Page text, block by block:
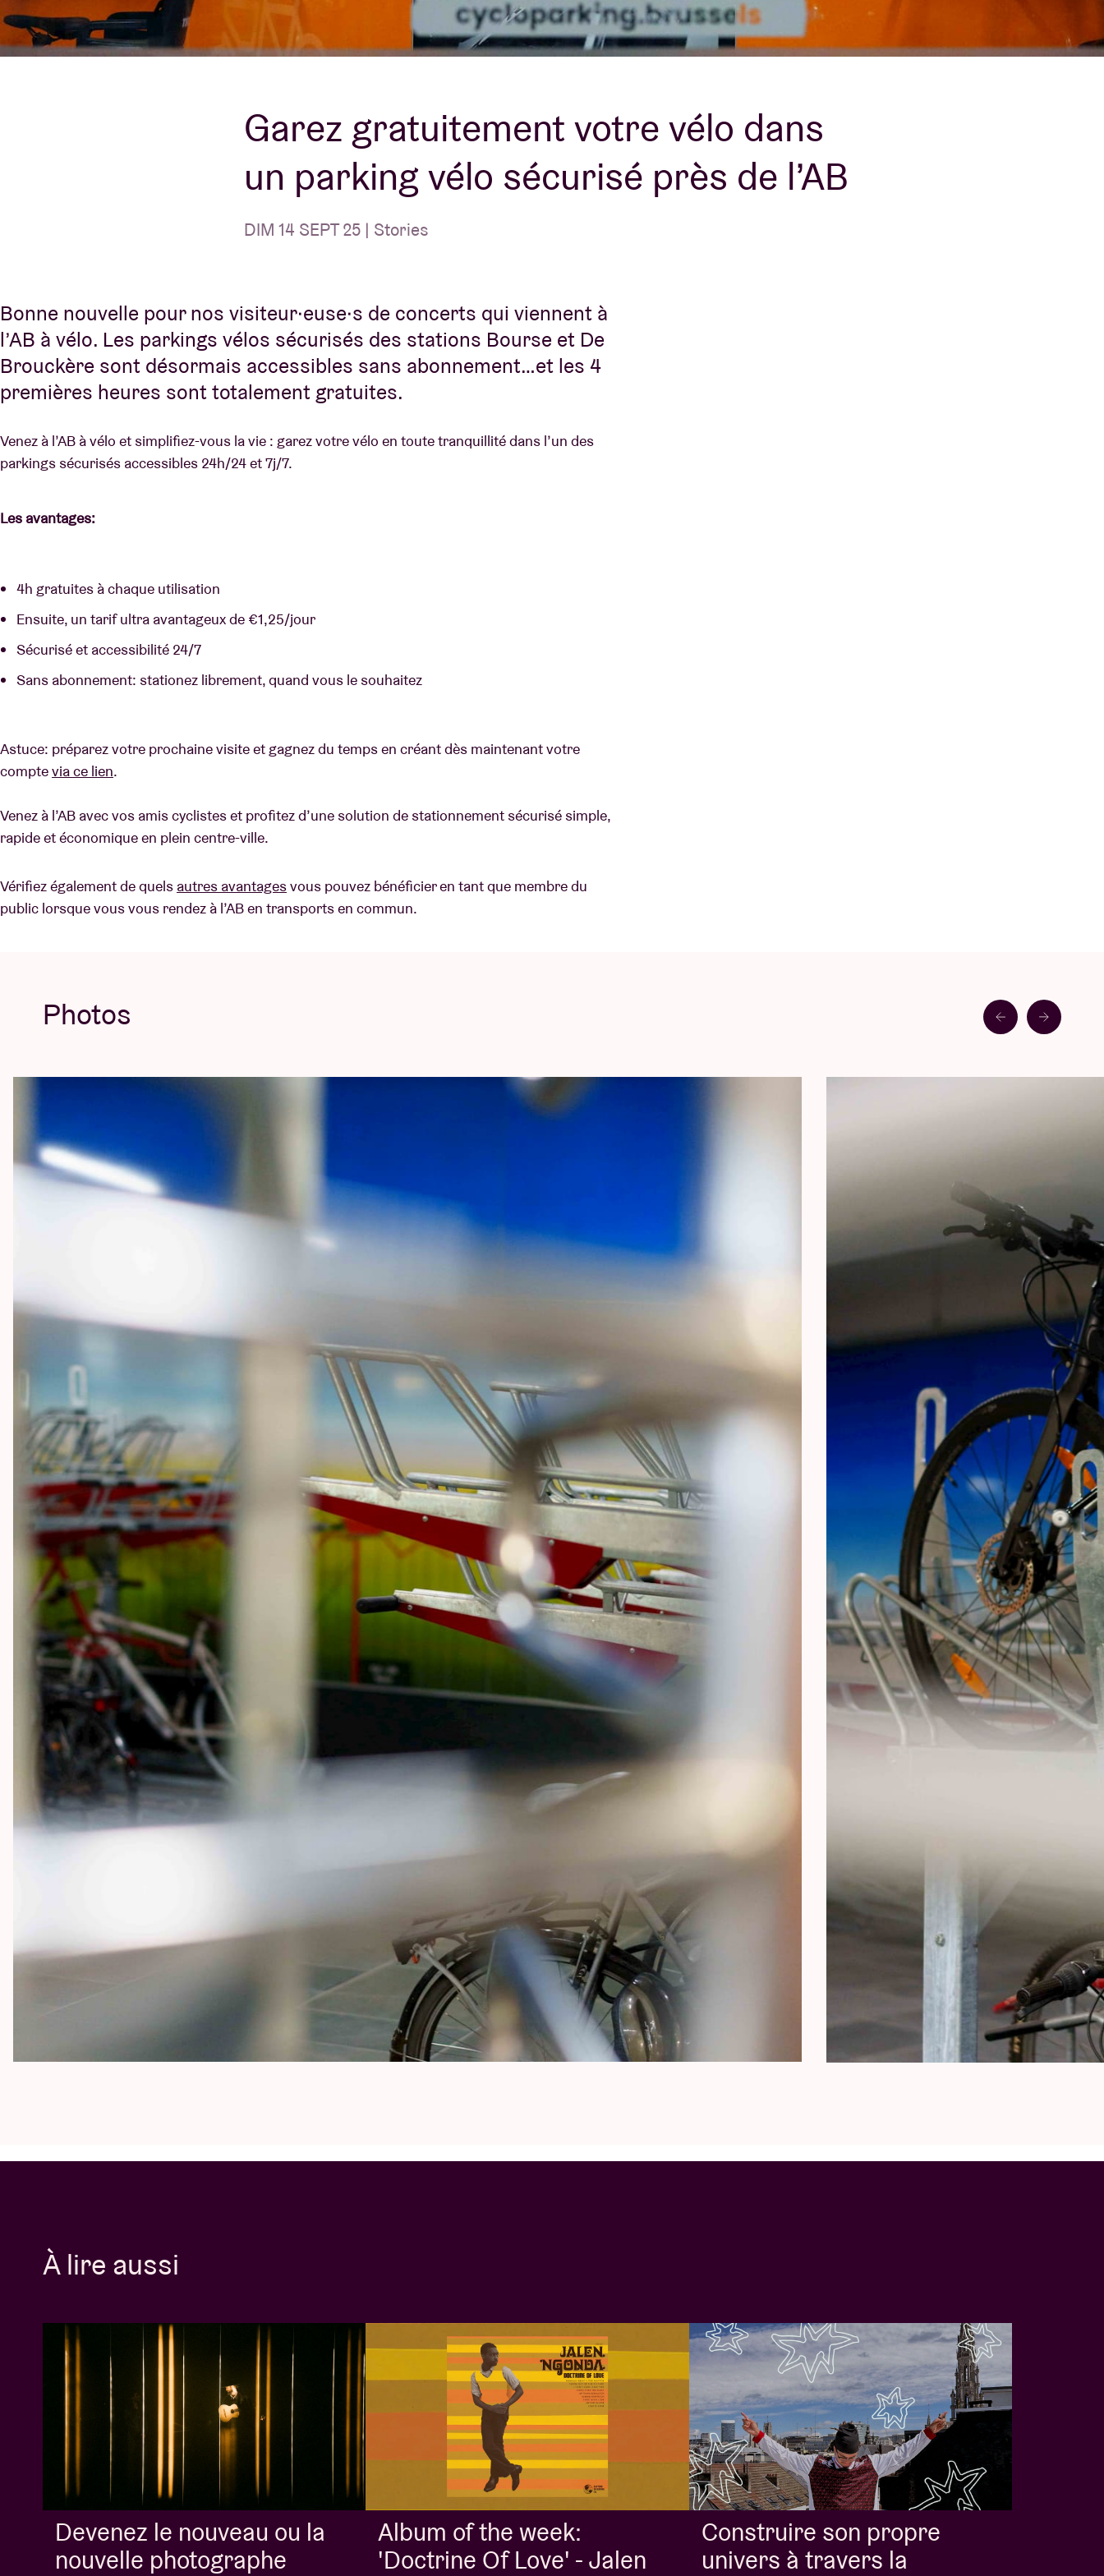
AB ❤ you
À propos de l'AB
Contact
Garez gratuitement votre vélo dans
un parking vélo sécurisé près de l’AB
DIM 14 SEPT 25 | Stories
Bonne nouvelle pour nos visiteur·euse·s de concerts qui viennent à
l’AB à vélo. Les parkings vélos sécurisés des stations Bourse et De
Brouckère sont désormais accessibles sans abonnement…et les 4
premières heures sont totalement gratuites.
Venez à l’AB à vélo et simplifiez-vous la vie : garez votre vélo en toute tranquillité dans l’un des
parkings sécurisés accessibles 24h/24 et 7j/7.
Les avantages:
4h gratuites à chaque utilisation
Ensuite, un tarif ultra avantageux de €1,25/jour
Sécurisé et accessibilité 24/7
Sans abonnement: stationez librement, quand vous le souhaitez
Astuce: préparez votre prochaine visite et gagnez du temps en créant dès maintenant votre
comptevia ce lien.
Venez à l’AB avec vos amis cyclistes et profitez d’une solution de stationnement sécurisé simple,
rapide et économique en plein centre-ville.
Vérifiez également de quels autres avantagesvous pouvez bénéficier en tant que membre du
public lorsque vous vous rendez à l’AB en transports en commun.
Photos
À lire aussi
Devenez le nouveau ou la
nouvelle photographe
Album of the week:
'Doctrine Of Love' - Jalen
Construire son propre
univers à travers la